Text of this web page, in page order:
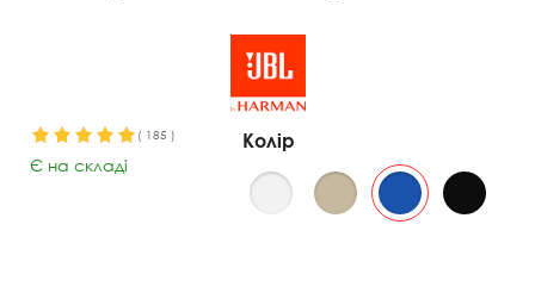
( 185 )
Є на складі
Колір